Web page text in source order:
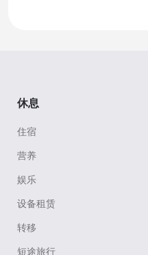
转移
设备租赁
短途旅行
休息
住宿
营养
娱乐